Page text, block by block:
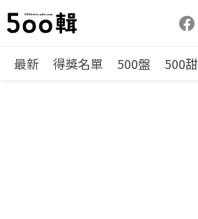
最新 得獎名單 500盤 500甜